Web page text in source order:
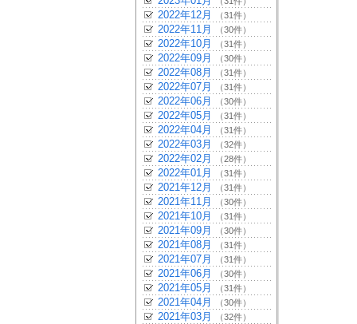
2022年12月 （31件）
2022年11月 （30件）
2022年10月 （31件）
2022年09月 （30件）
2022年08月 （31件）
2022年07月 （31件）
2022年06月 （30件）
2022年05月 （31件）
2022年04月 （31件）
2022年03月 （32件）
2022年02月 （28件）
2022年01月 （31件）
2021年12月 （31件）
2021年11月 （30件）
2021年10月 （31件）
2021年09月 （30件）
2021年08月 （31件）
2021年07月 （31件）
2021年06月 （30件）
2021年05月 （31件）
2021年04月 （30件）
2021年03月 （32件）